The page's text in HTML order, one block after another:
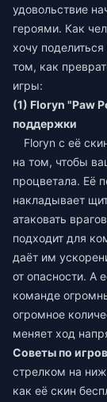
удовольствие
героями. Как
хочу
том, как
игры:
(1) Floryn "Paw
поддержки
Floryn с её
на том, чтобы
процветала. Её
накладывает
атаковать
подходит для
даёт им
от опасности. А
команде
огромное
меняет ход
Советы по
стрелком на
как её скин